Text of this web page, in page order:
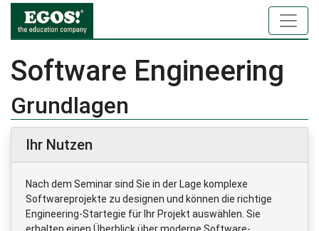
Software Engineering
Grundlagen
Ihr Nutzen
Nach dem Seminar sind Sie in der Lage komplexe
Softwareprojekte zu designen und können die richtige
Engineering-Startegie für Ihr Projekt auswählen. Sie